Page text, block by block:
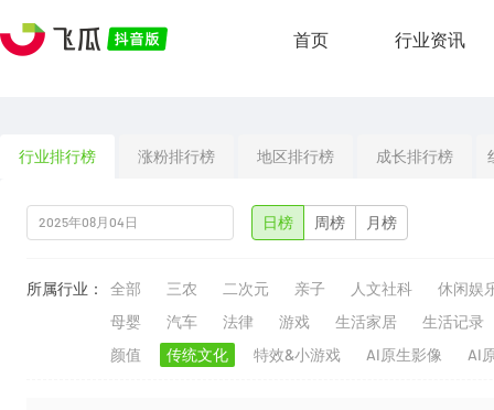
首页 行业资讯
行业排行榜 涨粉排行榜 地区排行榜 成长排行榜
日榜 周榜 月榜
所属行业： 全部 三农 二次元 亲子 人文社科
休闲娱
母婴
汽车 法律 游戏 生活家居
生活记录
颜值
传统文化 特效&小游戏 AI原生影像 AI